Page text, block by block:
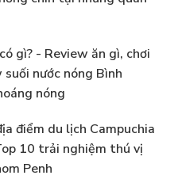
gì? - Review ăn gì, chơi
suối nước nóng Bình
nóng
điểm du lịch Campuchia
10 trải nghiệm thú vị
Penh